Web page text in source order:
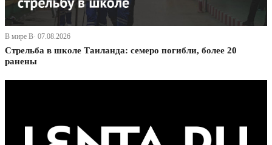
В мире В· 07.08.2026
Стрельба в школе Таиланда: семеро погибли, более 20
ранены